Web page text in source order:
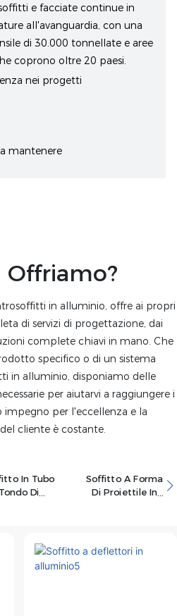
e facciate continue in
all'avanguardia, con una
di 30.000 tonnellate e aree
coprono oltre 20 paesi.
nei progetti
mantenere
Offriamo?
in alluminio, offre ai propri
di servizi di progettazione, dai
complete chiavi in ​​mano. Che
specifico o di un sistema
in alluminio, disponiamo delle
per aiutarvi a raggiungere i
impegno per l'eccellenza e la
cliente è costante.
In Tubo
Tondo Di
Soffitto A Forma
Di Proiettile In